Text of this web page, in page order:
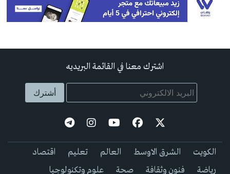
اشترك معنا في القائمة البريديه
الكويت الشرق الاوسط العالم تعليم
اقتصاد
رياضة
فنون وثقافة صحة علوم وتكنولوجيا